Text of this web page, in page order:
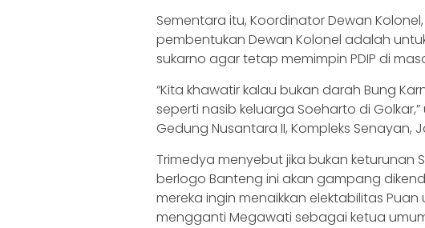
Sementara itu, Koordinator Dewan
pembentukan Dewan Kolonel adalah
sukarno agar tetap memimpin PDIP di
“Kita khawatir kalau bukan darah Bung
seperti nasib keluarga Soeharto di
Gedung Nusantara II, Kompleks Senayan,
Trimedya menyebut jika bukan keturunan
berlogo Banteng ini akan gampang
mereka ingin menaikkan elektabilitas
mengganti Megawati sebagai ketua umum